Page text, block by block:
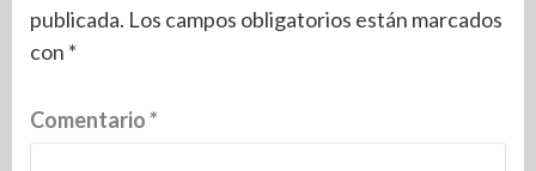
publicada. Los campos obligatorios están marcados
con *
Comentario*